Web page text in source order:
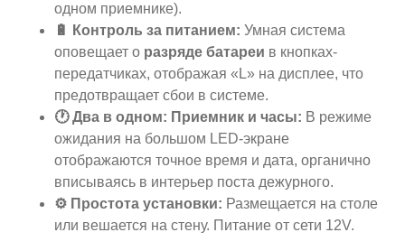
одном приемнике).
🔋 Контроль за питанием: Умная система
оповещает о разряде батареи в кнопках-
передатчиках, отображая «L» на дисплее, что
предотвращает сбои в системе.
🕐 Два в одном: Приемник и часы: В режиме
ожидания на большом LED-экране
отображаются точное время и дата, органично
вписываясь в интерьер поста дежурного.
⚙️ Простота установки: Размещается на столе
или вешается на стену. Питание от сети 12V.